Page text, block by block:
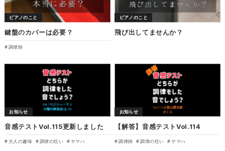
ピアノのこと
鍵盤のカバーは必要？
調律師
ピアノのこと
飛び出してませんか？
お知らせ
音感テストVol.115更新しました
大人の趣味 調律の狂い ヤマハ
お知らせ
【解答】音感テストVol.114
調律師 調律の狂い ヤマハ